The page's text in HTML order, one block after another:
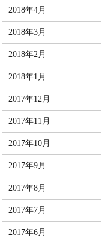
2018年4月
2018年3月
2018年2月
2018年1月
2017年12月
2017年11月
2017年10月
2017年9月
2017年8月
2017年7月
2017年6月